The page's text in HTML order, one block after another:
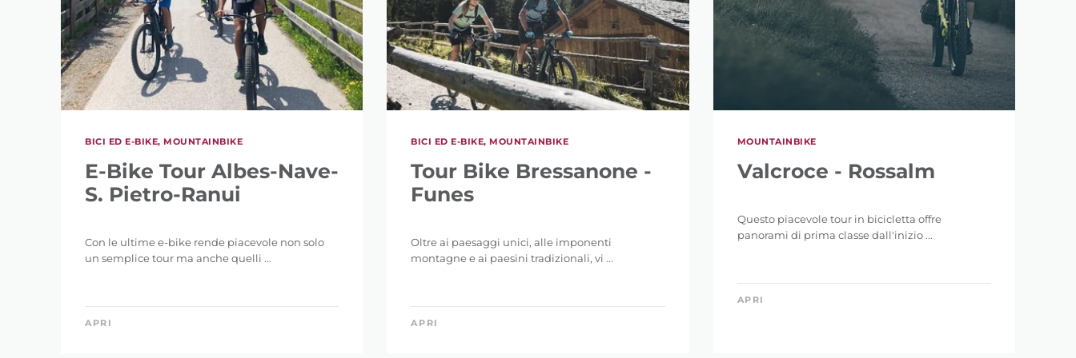
BICI ED E-BIKE, MOUNTAINBIKE
E-Bike Tour Albes-Nave-
S. Pietro-Ranui
Con le ultime e-bike rende piacevole non solo
un semplice tour ma anche quelli ...
APRI
BICI ED E-BIKE, MOUNTAINBIKE
Tour Bike Bressanone -
Funes
Oltre ai paesaggi unici, alle imponenti
montagne e ai paesini tradizionali, vi ...
APRI
MOUNTAINBIKE
Valcroce - Rossalm
Questo piacevole tour in bicicletta offre
panorami di prima classe dall'inizio ...
APRI